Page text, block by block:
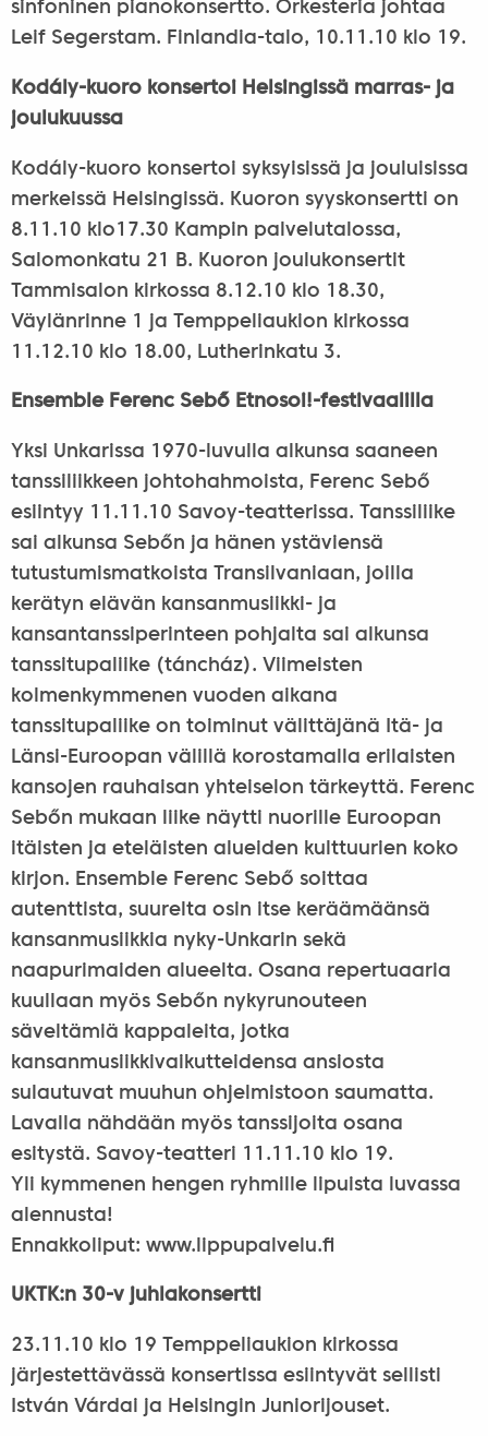
sinfoninen pianokonsertto. Orkesteria johtaa
Leif Segerstam. Finlandia-talo, 10.11.10 klo 19.
Kodály-kuoro konsertoi Helsingissä marras- ja
joulukuussa
Kodály-kuoro konsertoi syksyisissä ja jouluisissa
merkeissä Helsingissä. Kuoron syyskonsertti on
8.11.10 klo17.30 Kampin palvelutalossa,
Salomonkatu 21 B. Kuoron joulukonsertit
Tammisalon kirkossa 8.12.10 klo 18.30,
Väylänrinne 1 ja Temppeliaukion kirkossa
11.12.10 klo 18.00, Lutherinkatu 3.
Ensemble Ferenc Sebő Etnosoi!-festivaalilla
Yksi Unkarissa 1970-luvulla alkunsa saaneen
tanssiliikkeen johtohahmoista, Ferenc Sebő
esiintyy 11.11.10 Savoy-teatterissa. Tanssiliike
sai alkunsa Sebőn ja hänen ystäviensä
tutustumismatkoista Transilvaniaan, joilla
kerätyn elävän kansanmusiikki- ja
kansantanssiperinteen pohjalta sai alkunsa
tanssitupaliike (táncház). Viimeisten
kolmenkymmenen vuoden aikana
tanssitupaliike on toiminut välittäjänä Itä- ja
Länsi-Euroopan välillä korostamalla erilaisten
kansojen rauhaisan yhteiselon tärkeyttä. Ferenc
Sebőn mukaan liike näytti nuorille Euroopan
itäisten ja eteläisten alueiden kulttuurien koko
kirjon. Ensemble Ferenc Sebő soittaa
autenttista, suurelta osin itse keräämäänsä
kansanmusiikkia nyky-Unkarin sekä
naapurimaiden alueelta. Osana repertuaaria
kuullaan myös Sebőn nykyrunouteen
säveltämiä kappaleita, jotka
kansanmusiikkivaikutteidensa ansiosta
sulautuvat muuhun ohjelmistoon saumatta.
Lavalla nähdään myös tanssijoita osana
esitystä. Savoy-teatteri 11.11.10 klo 19.
Yli kymmenen hengen ryhmille lipuista luvassa
alennusta!
Ennakkoliput: www.lippupalvelu.fi
UKTK:n 30-v juhlakonsertti
23.11.10 klo 19 Temppeliaukion kirkossa
järjestettävässä konsertissa esiintyvät sellisti
István Várdai ja Helsingin Juniorijouset.